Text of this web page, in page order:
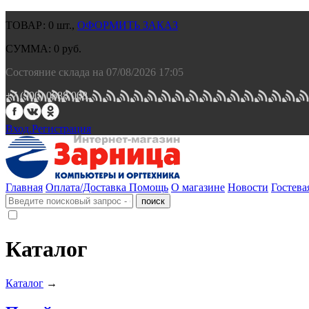
ТОВАР: 0 шт., ОФОРМИТЬ ЗАКАЗ
СУММА: 0 руб.
Состояние склада на 07/08/2026 17:05
+7 (900) 0688 008.
Вход.Регистрация
Главная Оплата/Доставка Помощь О магазине Новости
Каталог
Каталог →